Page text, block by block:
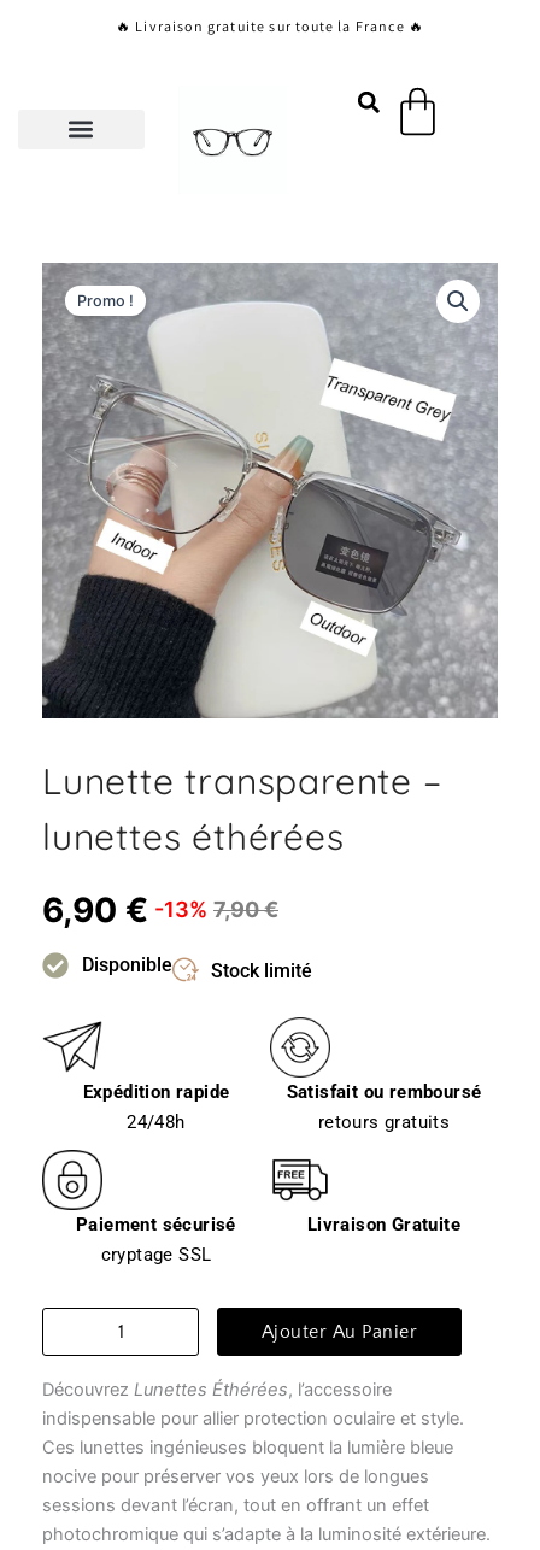
🔥 Livraison gratuite sur toute la France 🔥
Panier
Promo !
Lunette transparente –
lunettes éthérées
6,90 € -13% 7,90€
Disponible Stock limité
Expédition rapide
24/48h
Satisfait ou remboursé
retours gratuits
Paiement sécurisé
cryptage SSL
Livraison Gratuite
quantité
transparente
-
lunettes
Ajouter Au Panier
Découvrez Lunettes Éthérées, l’accessoire
indispensable pour allier protection oculaire et style.
Ces lunettes ingénieuses bloquent la lumière bleue
nocive pour préserver vos yeux lors de longues
sessions devant l’écran, tout en offrant un effet
photochromique qui s’adapte à la luminosité extérieure.